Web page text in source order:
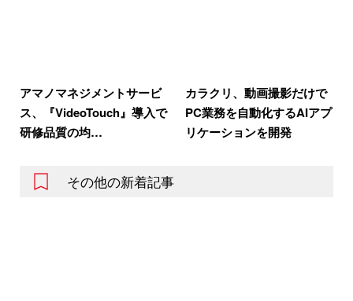
アマノマネジメントサービ
ス、『VideoTouch』導入で
研修品質の均…
カラクリ、動画撮影だけで
PC業務を自動化するAIアプ
リケーションを開発
その他の新着記事